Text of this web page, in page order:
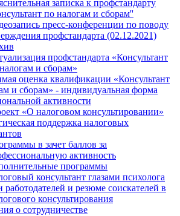
записка к профстандарту
по налогам и сборам''
пресс-конференции по поводу
профстандарта (02.12.2021)
профстандарта «Консультант
и сборам»
оценка квалификации «Консультант
и сборам» - индивидуальная форма
активности
«О налоговом консультировании»
поддержка налоговых
в зачет баллов за
активность
программы
консультант глазами психолога
работодателей и резюме соискателей в
консультирования
о сотрудничестве